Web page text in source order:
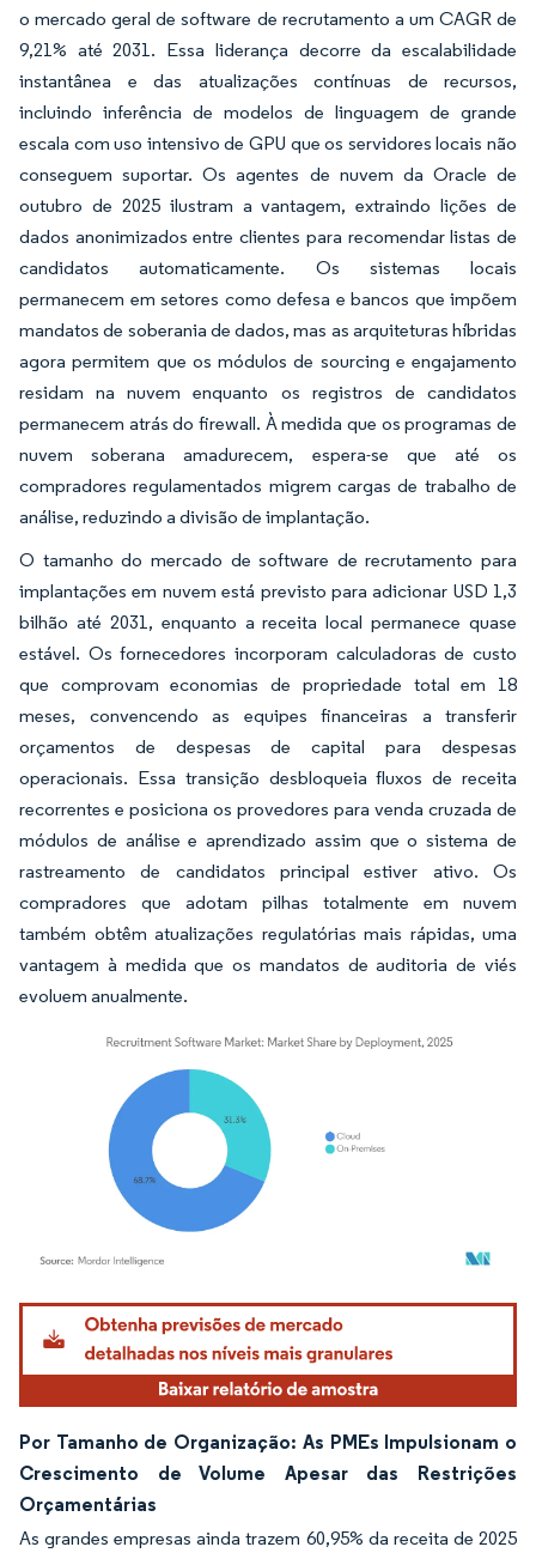
o mercado geral de software de recrutamento a um CAGR de
9,21% até 2031. Essa liderança decorre da escalabilidade
instantânea e das atualizações contínuas de recursos,
incluindo inferência de modelos de linguagem de grande
escala com uso intensivo de GPU que os servidores locais não
conseguem suportar. Os agentes de nuvem da Oracle de
outubro de 2025 ilustram a vantagem, extraindo lições de
dados anonimizados entre clientes para recomendar listas de
candidatos automaticamente. Os sistemas locais
permanecem em setores como defesa e bancos que impõem
mandatos de soberania de dados, mas as arquiteturas híbridas
agora permitem que os módulos de sourcing e engajamento
residam na nuvem enquanto os registros de candidatos
permanecem atrás do firewall. À medida que os programas de
nuvem soberana amadurecem, espera-se que até os
compradores regulamentados migrem cargas de trabalho de
análise, reduzindo a divisão de implantação.
O tamanho do mercado de software de recrutamento para
implantações em nuvem está previsto para adicionar USD 1,3
bilhão até 2031, enquanto a receita local permanece quase
estável. Os fornecedores incorporam calculadoras de custo
que comprovam economias de propriedade total em 18
meses, convencendo as equipes financeiras a transferir
orçamentos de despesas de capital para despesas
operacionais. Essa transição desbloqueia fluxos de receita
recorrentes e posiciona os provedores para venda cruzada de
módulos de análise e aprendizado assim que o sistema de
rastreamento de candidatos principal estiver ativo. Os
compradores que adotam pilhas totalmente em nuvem
também obtêm atualizações regulatórias mais rápidas, uma
vantagem à medida que os mandatos de auditoria de viés
evoluem anualmente.
Imagem © Mordor Intelligence. O reuso requer atribuição conforme CC BY 4.0.
Por Tamanho de Organização: As PMEs Impulsionam o
Crescimento de Volume Apesar das Restrições
Orçamentárias
As grandes empresas ainda trazem 60,95% da receita de 2025